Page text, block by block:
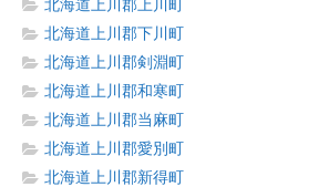
北海道上川郡上川町
北海道上川郡下川町
北海道上川郡剣淵町
北海道上川郡和寒町
北海道上川郡当麻町
北海道上川郡愛別町
北海道上川郡新得町